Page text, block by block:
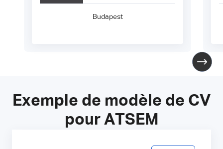
Budapest
Exemple de modèle de CV
pour ATSEM